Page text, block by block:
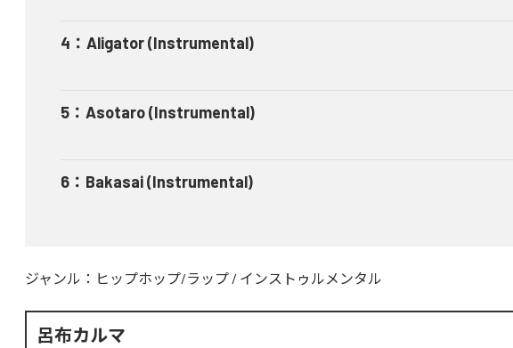
4 ： Aligator (Instrumental)
5 ： Asotaro (Instrumental)
6 ： Bakasai (Instrumental)
ジャンル： ヒップホップ/ラップ / インストゥルメンタル
呂布カルマ